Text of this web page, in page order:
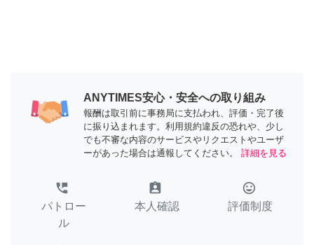
ANYTIMES安心・安全への取り組み
報酬は取引前に事務局に支払われ、評価・完了後
に振り込まれます。利用規約違反の恐れや、少し
でも不審な内容のサービスやリクエストやユーザ
ーがあった場合は通報してください。
詳細を見る
perm_phone_msg
パトロー
ル
assignment_ind
本人確認
tag_faces
評価制度